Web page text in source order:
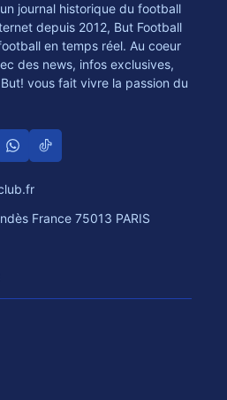
journal historique du football
depuis 2012, But Football
en temps réel. Au coeur
des news, infos exclusives,
vous fait vivre la passion du
France 75013 PARIS